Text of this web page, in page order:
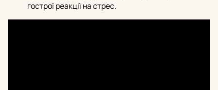
гострої реакції на стрес.